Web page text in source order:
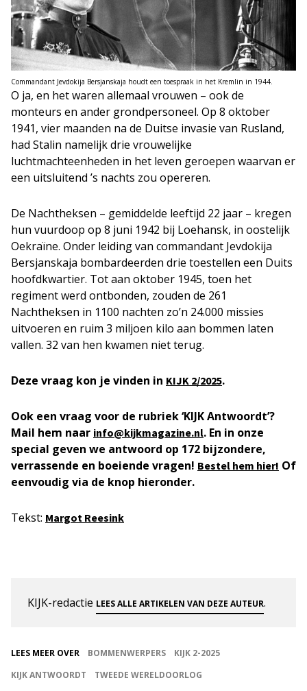
Commandant Jevdokija Bersjanskaja houdt een toespraak in het Kremlin in 1944.
O ja, en het waren allemaal vrouwen – ook de
monteurs en ander grondpersoneel. Op 8 oktober
1941, vier maanden na de Duitse invasie van Rusland,
had Stalin namelijk drie vrouwelijke
luchtmachteenheden in het leven geroepen waarvan er
een uitsluitend ’s nachts zou opereren.
De Nachtheksen – gemiddelde leeftijd 22 jaar – kregen
hun vuurdoop op 8 juni 1942 bij Loehansk, in oostelijk
Oekraïne. Onder leiding van commandant Jevdokija
Bersjanskaja bombardeerden drie toestellen een Duits
hoofdkwartier. Tot aan oktober 1945, toen het
regiment werd ontbonden, zouden de 261
Nachtheksen in 1100 nachten zo’n 24.000 missies
uitvoeren en ruim 3 miljoen kilo aan bommen laten
vallen. 32 van hen kwamen niet terug.
Deze vraag kon je vinden in KIJK 2/2025.
Ook een vraag voor de rubriek ‘KIJK Antwoordt’?
Mail hem naar info@kijkmagazine.nl. En in onze
special geven we antwoord op 172 bijzondere,
verrassende en boeiende vragen! Bestel hem hier! Of
eenvoudig via de knop hieronder.
Tekst: Margot Reesink
KIJK-redactie LEES ALLE ARTIKELEN VAN DEZE AUTEUR.
LEES MEER OVER BOMMENWERPERS
KIJK 2-2025
KIJK ANTWOORDT
TWEEDE WERELDOORLOG